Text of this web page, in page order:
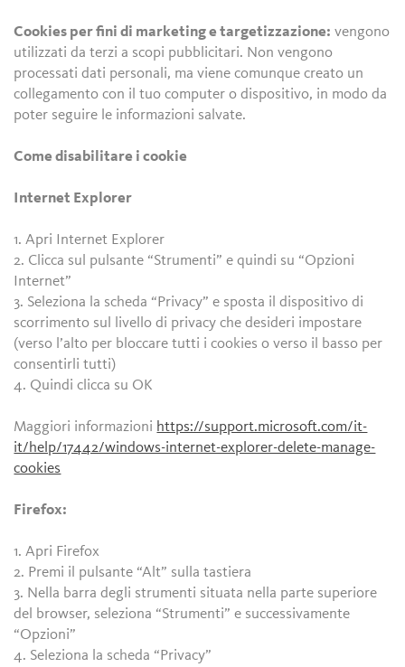
Cookies per fini di marketing e targetizzazione: vengono
utilizzati da terzi a scopi pubblicitari. Non vengono
processati dati personali, ma viene comunque creato un
collegamento con il tuo computer o dispositivo, in modo da
poter seguire le informazioni salvate.
Come disabilitare i cookie
Internet Explorer
1. Apri Internet Explorer
2. Clicca sul pulsante “Strumenti” e quindi su “Opzioni
Internet”
3. Seleziona la scheda “Privacy” e sposta il dispositivo di
scorrimento sul livello di privacy che desideri impostare
(verso l’alto per bloccare tutti i cookies o verso il basso per
consentirli tutti)
4. Quindi clicca su OK
Maggiori informazioni https://support.microsoft.com/it-
it/help/17442/windows-internet-explorer-delete-manage-
cookies
Firefox:
1. Apri Firefox
2. Premi il pulsante “Alt” sulla tastiera
3. Nella barra degli strumenti situata nella parte superiore
del browser, seleziona “Strumenti” e successivamente
“Opzioni”
4. Seleziona la scheda “Privacy”